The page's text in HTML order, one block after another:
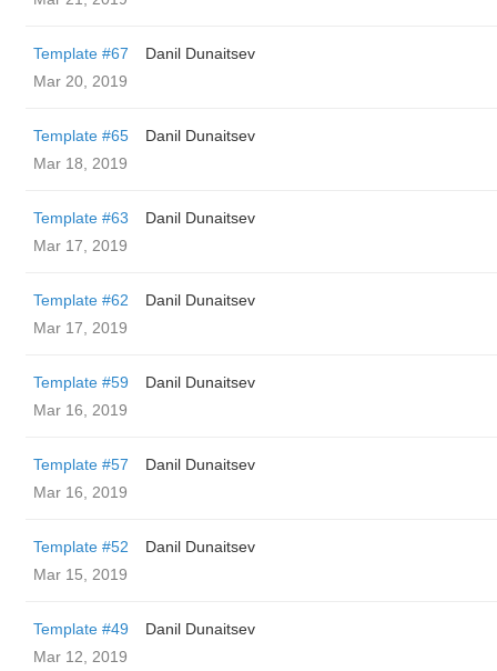
Template #67
Danil Dunaitsev
Mar 20, 2019
Template #65
Danil Dunaitsev
Mar 18, 2019
Template #63
Danil Dunaitsev
Mar 17, 2019
Template #62
Danil Dunaitsev
Mar 17, 2019
Template #59
Danil Dunaitsev
Mar 16, 2019
Template #57
Danil Dunaitsev
Mar 16, 2019
Template #52
Danil Dunaitsev
Mar 15, 2019
Template #49
Danil Dunaitsev
Mar 12, 2019